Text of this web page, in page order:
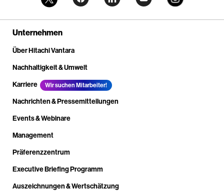
Unternehmen
Über Hitachi Vantara
Nachhaltigkeit & Umwelt
Karriere
Wir suchen Mitarbeiter!
Nachrichten & Pressemitteilungen
Events & Webinare
Management
Präferenzzentrum
Executive Briefing Programm
Auszeichnungen & Wertschätzung